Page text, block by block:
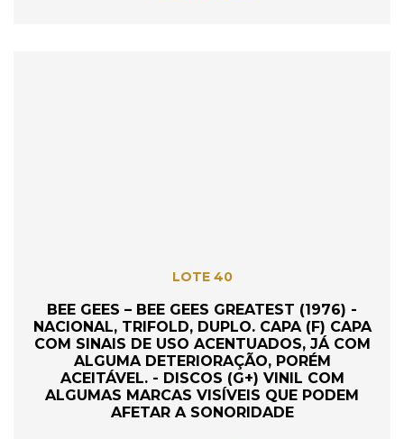
LOTE 40
BEE GEES – BEE GEES GREATEST (1976) -
NACIONAL, TRIFOLD, DUPLO. CAPA (F) CAPA
COM SINAIS DE USO ACENTUADOS, JÁ COM
ALGUMA DETERIORAÇÃO, PORÉM
ACEITÁVEL. - DISCOS (G+) VINIL COM
ALGUMAS MARCAS VISÍVEIS QUE PODEM
AFETAR A SONORIDADE